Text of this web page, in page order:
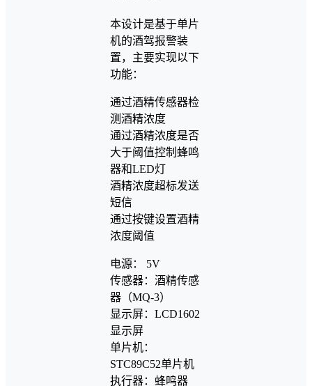
本设计是基于单片
机的酒驾报警装
置，主要实现以下
功能：
通过酒精传感器检
测酒精浓度
通过酒精浓度是否
大于阈值控制蜂鸣
器和LED灯
酒精浓度超标发送
短信
通过按键设置酒精
浓度阈值
电源： 5V
传感器：酒精传感
器（MQ-3）
显示屏：LCD1602
显示屏
单片机：
STC89C52单片机
执行器：蜂鸣器